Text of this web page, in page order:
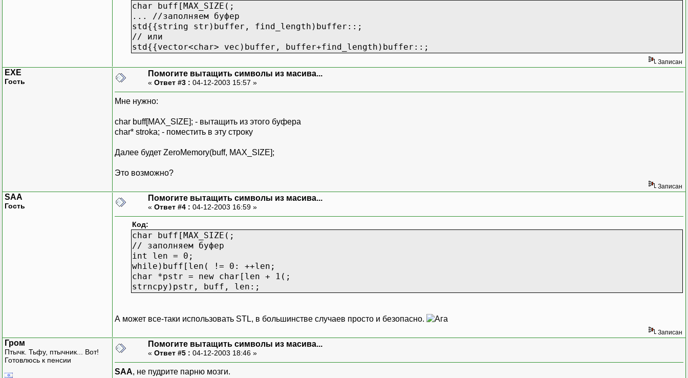
char buff[MAX_SIZE(;
... //заполняем буфер
std{{string str)buffer, find_length)buffer::;
// или
std{{vector<char> vec)buffer, buffer+find_length)buffer::;
Записан
EXE
Гость
Помогите вытащить символы из масива...
« Ответ #3 : 04-12-2003 15:57 »
Мне нужно:
char buff[MAX_SIZE]; - вытащить из этого буфера
char* stroka; - поместить в эту строку
Далее будет ZeroMemory(buff, MAX_SIZE];
Это возможно?
Записан
SAA
Гость
Помогите вытащить символы из масива...
« Ответ #4 : 04-12-2003 16:59 »
Код:
char buff[MAX_SIZE(;
// заполняем буфер
int len = 0;
while)buff[len( != 0: ++len;
char *pstr = new char[len + 1(;
strncpy)pstr, buff, len:;
А может все-таки использовать STL, в большинстве случаев просто и безопасно.
Записан
Гром
Птычк. Тьфу, птычник... Вот!
Готовлюсь к пенсии
Помогите вытащить символы из масива...
« Ответ #5 : 04-12-2003 18:46 »
SAA, не пудрите парню мозги.